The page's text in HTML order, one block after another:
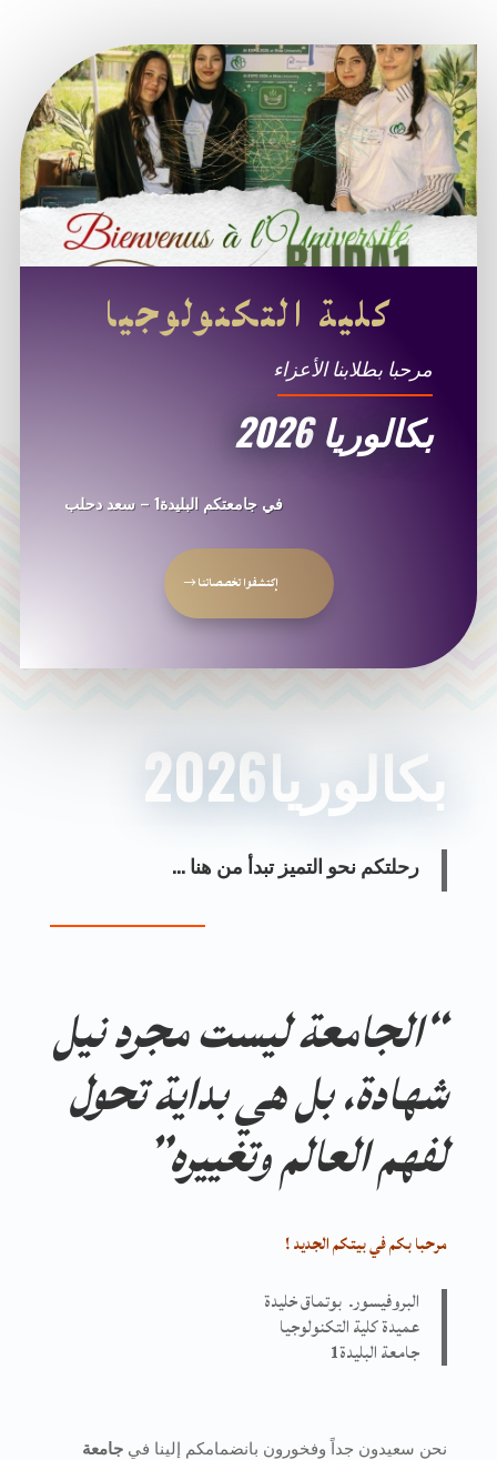
كلية التكنولوجيا
مرحبا بطلابنا الأعزاء
بكالوريا 2026
في جامعتكم البليدة1 – سعد دحلب
إكتشفوا تخصصاتنا
بكالوريا2026
رحلتكم نحو التميز تبدأ من هنا …
“الجامعة ليست مجرد نيل
شهادة، بل هي بداية تحول
لفهم العالم وتغييره”
مرحبا بكم في بيتكم الجديد !
البروفيسور. بوتماق خليدة
عميدة كلية التكنولوجيا
جامعة البليدة1
نحن سعيدون جداً وفخورون بانضمامكم إلينا في جامعة